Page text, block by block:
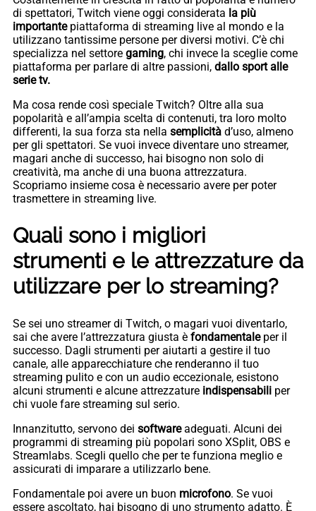
di spettatori, Twitch viene oggi considerata la più
importantepiattaforma di streaming live al mondo e la
utilizzano tantissime persone per diversi motivi. C’è chi
specializza nel settore gaming, chi invece la sceglie come
piattaforma per parlare di altre passioni, dallo sport alle
serie tv.
Ma cosa rende così speciale Twitch? Oltre alla sua
popolarità e all’ampia scelta di contenuti, tra loro molto
differenti, la sua forza sta nella semplicità d’uso, almeno
per gli spettatori. Se vuoi invece diventare uno streamer,
magari anche di successo, hai bisogno non solo di
creatività, ma anche di una buona attrezzatura.
Scopriamo insieme cosa è necessario avere per poter
trasmettere in streaming live.
Quali sono i migliori
strumenti e le attrezzature da
utilizzare per lo streaming?
Se sei uno streamer di Twitch, o magari vuoi diventarlo,
sai che avere l’attrezzatura giusta è fondamentaleper il
successo. Dagli strumenti per aiutarti a gestire il tuo
canale, alle apparecchiature che renderanno il tuo
streaming pulito e con un audio eccezionale, esistono
alcuni strumenti e alcune attrezzature indispensabili per
chi vuole fare streaming sul serio.
Innanzitutto, servono dei softwareadeguati. Alcuni dei
programmi di streaming più popolari sono XSplit, OBS e
Streamlabs. Scegli quello che per te funziona meglio e
assicurati di imparare a utilizzarlo bene.
Fondamentale poi avere un buon microfono. Se vuoi
essere ascoltato, hai bisogno di uno strumento adatto. È